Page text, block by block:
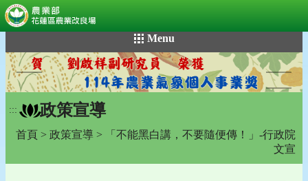
到
主
要
內
容
Menu
::: 政策宣導
首頁 > 政策宣導 > 「不能黑白講，不要隨便傳！」-行政院
文宣